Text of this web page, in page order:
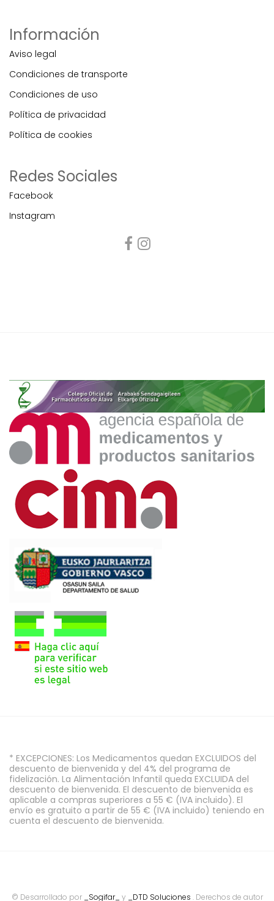
Información
Aviso legal
Condiciones de transporte
Condiciones de uso
Política de privacidad
Política de cookies
Redes Sociales
Facebook
Instagram
* EXCEPCIONES: Los Medicamentos quedan EXCLUIDOS del
descuento de bienvenida y del 4% del programa de
fidelización. La Alimentación Infantil queda EXCLUIDA del
descuento de bienvenida. El descuento de bienvenida es
aplicable a compras superiores a 55 € (IVA incluido). El
envío es gratuito a partir de 55 € (IVA incluido) teniendo en
cuenta el descuento de bienvenida.
© Desarrollado por _Sogifar_ y _DTD Soluciones . Derechos de autor